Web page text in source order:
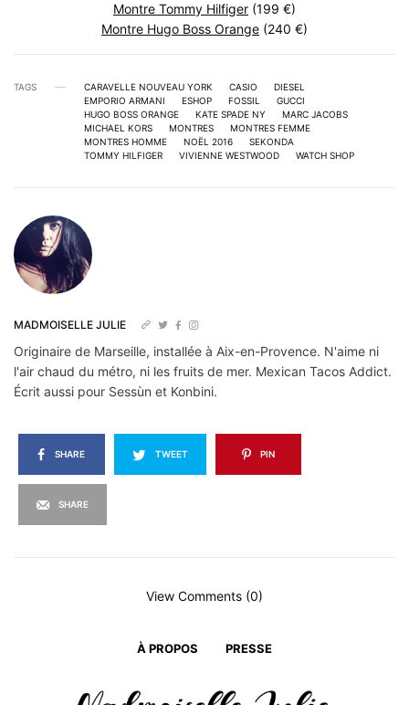
Montre Tommy Hilfiger (199 €)
Montre Hugo Boss Orange (240 €)
TAGS CARAVELLE NOUVEAU YORK CASIO
DIESEL
EMPORIO ARMANI
ESHOP FOSSIL
GUCCI
HUGO BOSS ORANGE
KATE SPADE NY
MARC JACOBS
MICHAEL KORS
MONTRES
MONTRES FEMME
MONTRES HOMME
NOËL 2016
SEKONDA
TOMMY HILFIGER
VIVIENNE WESTWOOD WATCH SHOP
MADMOISELLE JULIE
Originaire de Marseille, installée à Aix-en-Provence. N'aime ni
l'air chaud du métro, ni les fruits de mer. Mexican Tacos Addict.
Écrit aussi pour Sessùn et Konbini.
SHARE TWEET PIN
SHARE
View Comments (0)
À PROPOS PRESSE